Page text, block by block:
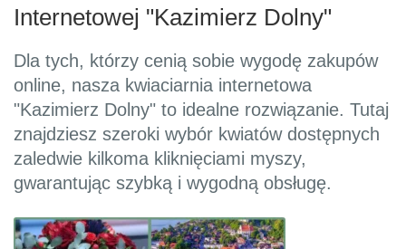
Internetowej "Kazimierz Dolny"
Dla tych, którzy cenią sobie wygodę zakupów
online, nasza kwiaciarnia internetowa
"Kazimierz Dolny" to idealne rozwiązanie. Tutaj
znajdziesz szeroki wybór kwiatów dostępnych
zaledwie kilkoma kliknięciami myszy,
gwarantując szybką i wygodną obsługę.